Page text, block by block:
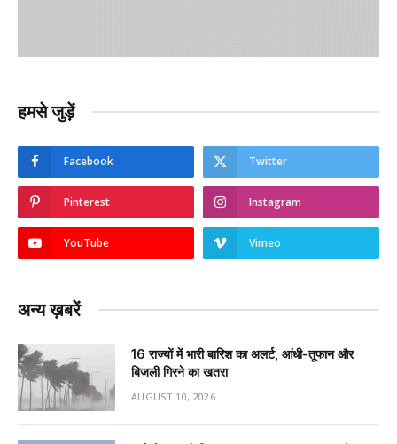
हमसे जुड़ें
Facebook Twitter
Pinterest Instagram
YouTube Vimeo
अन्य ख़बरें
16 राज्यों में भारी बारिश का अलर्ट, आंधी-तूफान और
बिजली गिरने का खतरा
AUGUST 10, 2026